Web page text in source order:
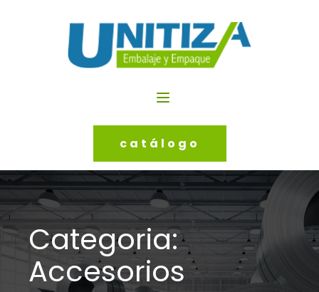
catálogo
Categoria:
Accesorios